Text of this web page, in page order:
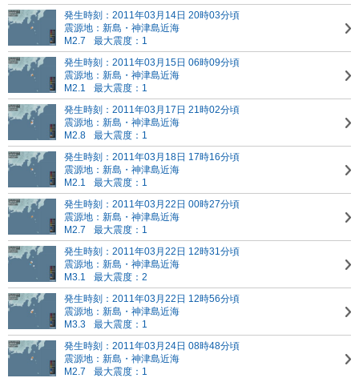
発生時刻：2011年03月14日 20時03分頃
震源地：新島・神津島近海
M2.7
最大震度：1
発生時刻：2011年03月15日 06時09分頃
震源地：新島・神津島近海
M2.1
最大震度：1
発生時刻：2011年03月17日 21時02分頃
震源地：新島・神津島近海
M2.8
最大震度：1
発生時刻：2011年03月18日 17時16分頃
震源地：新島・神津島近海
M2.1
最大震度：1
発生時刻：2011年03月22日 00時27分頃
震源地：新島・神津島近海
M2.7
最大震度：1
発生時刻：2011年03月22日 12時31分頃
震源地：新島・神津島近海
M3.1
最大震度：2
発生時刻：2011年03月22日 12時56分頃
震源地：新島・神津島近海
M3.3
最大震度：1
発生時刻：2011年03月24日 08時48分頃
震源地：新島・神津島近海
M2.7
最大震度：1